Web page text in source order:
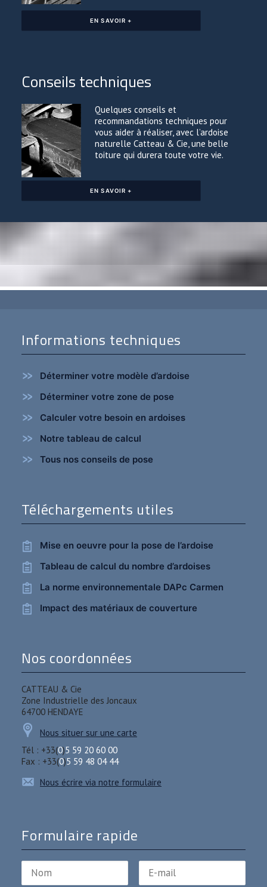
EN SAVOIR +
Conseils techniques
Quelques conseils et
recommandations techniques pour
vous aider à réaliser, avec l’ardoise
naturelle Catteau & Cie, une belle
toiture qui durera toute votre vie.
EN SAVOIR +
Informations techniques
Déterminer votre modèle d’ardoise
Déterminer votre zone de pose
Calculer votre besoin en ardoises
Notre tableau de calcul
Tous nos conseils de pose
Téléchargements utiles
Mise en oeuvre pour la pose de l’ardoise
Tableau de calcul du nombre d’ardoises
La norme environnementale DAPc Carmen
Impact des matériaux de couverture
Nos coordonnées
CATTEAU & Cie
Zone Industrielle des Joncaux
64700 HENDAYE
Nous situer sur une carte
Tél : +33(0)5 59 20 60 00
Fax : +33(0)5 59 48 04 44
Nous écrire via notre formulaire
Formulaire rapide